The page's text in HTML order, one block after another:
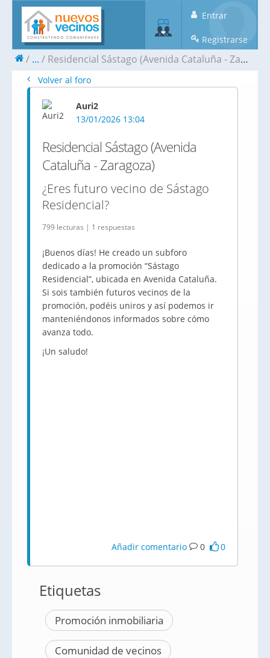
Entrar
Registrarse
... Residencial Sástago (Avenida Cataluña - Zaragoza)
Volver al foro
Auri2
13/01/2026 13:04
Residencial Sástago (Avenida
Cataluña - Zaragoza)
¿Eres futuro vecino de Sástago
Residencial?
799 lecturas | 1 respuestas
¡Buenos días! He creado un subforo
dedicado a la promoción “Sástago
Residencial”, ubicada en Avenida Cataluña.
Si sois también futuros vecinos de la
promoción, podéis uniros y así podemos ir
manteniéndonos informados sobre cómo
avanza todo.
¡Un saludo!
Añadir comentario 0 0
Etiquetas
Promoción inmobiliaria
Comunidad de vecinos